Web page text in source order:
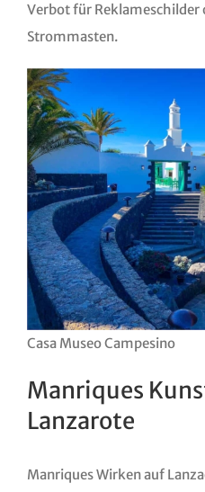
Verbot für Reklameschilder
Strommasten.
Casa Museo Campesino
Manriques
Lanzarote
Manriques Wirken auf